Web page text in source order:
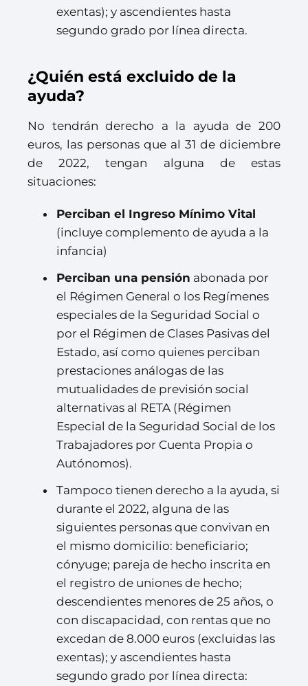
exentas); y ascendientes hasta
segundo grado por línea directa.
¿Quién está excluido de la
ayuda?
No tendrán derecho a la ayuda de 200
euros, las personas que al 31 de diciembre
de 2022, tengan alguna de estas
situaciones:
Perciban el Ingreso Mínimo Vital
(incluye complemento de ayuda a la
infancia)
Perciban una pensión abonada por
el Régimen General o los Regímenes
especiales de la Seguridad Social o
por el Régimen de Clases Pasivas del
Estado, así como quienes perciban
prestaciones análogas de las
mutualidades de previsión social
alternativas al RETA (Régimen
Especial de la Seguridad Social de los
Trabajadores por Cuenta Propia o
Autónomos).
Tampoco tienen derecho a la ayuda, si
durante el 2022, alguna de las
siguientes personas que convivan en
el mismo domicilio: beneficiario;
cónyuge; pareja de hecho inscrita en
el registro de uniones de hecho;
descendientes menores de 25 años, o
con discapacidad, con rentas que no
excedan de 8.000 euros (excluidas las
exentas); y ascendientes hasta
segundo grado por línea directa: